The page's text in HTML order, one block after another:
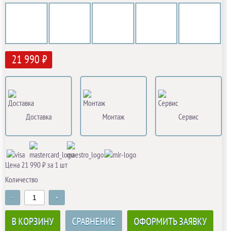
21 990 ₽
Доставка Монтаж Сервис
Цена 21 990 ₽ за 1 шт
Количество
- +
В КОРЗИНУ СРАВНЕНИЕ ОФОРМИТЬ ЗАЯВКУ